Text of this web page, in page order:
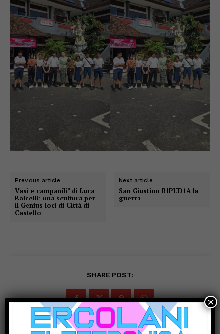
Previous article
Vasi e campanili” di Luca
Baldelli: una scultura per
il Genius loci di Città di
Castello
Next article
San Giustino R1PUD1A la
guerra
SHARE POST:
×